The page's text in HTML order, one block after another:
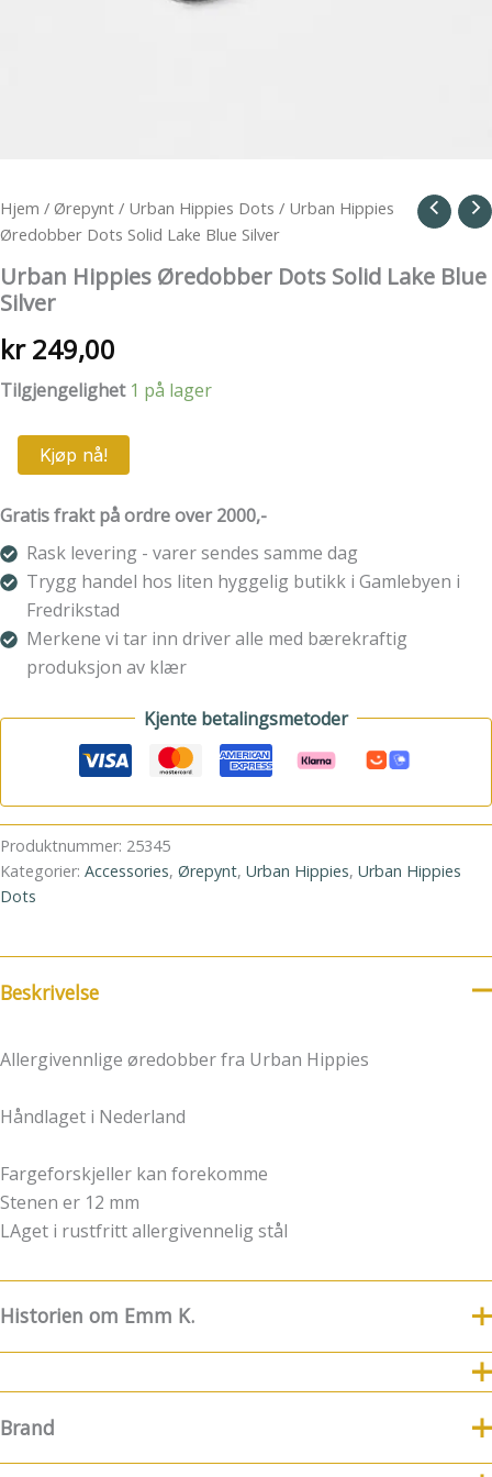
Hjem / Ørepynt / Urban Hippies Dots / Urban Hippies
Øredobber Dots Solid Lake Blue Silver
Urban Hippies Øredobber Dots Solid Lake Blue
Silver
kr249,00
Tilgjengelighet 1 på lager
Urban
Hippies
Dots
Lake
Blue
Silver
antall
Kjøp nå!
Gratis frakt på ordre over 2000,-
Rask levering - varer sendes samme dag
Trygg handel hos liten hyggelig butikk i Gamlebyen i
Fredrikstad
Merkene vi tar inn driver alle med bærekraftig
produksjon av klær
Kjente betalingsmetoder
Produktnummer: 25345
Kategorier: Accessories, Ørepynt, Urban Hippies, Urban Hippies
Dots
Beskrivelse
Allergivennlige øredobber fra Urban Hippies
Håndlaget i Nederland
Fargeforskjeller kan forekomme
Stenen er 12 mm
LAget i rustfritt allergivennelig stål
Historien om Emm K.
8.7.2019 ble Emm K.-butikken født! Emm K. startet litt før
det, men da var konseptet noe annerledes. Det startet med
Brand